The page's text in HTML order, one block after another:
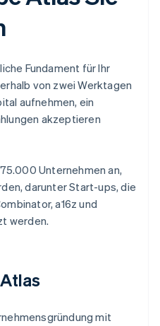
Fundament für Ihr
von zwei Werktagen
aufnehmen, ein
akzeptieren
Unternehmen an,
darunter Start-ups, die
a16z und
werden.
mit